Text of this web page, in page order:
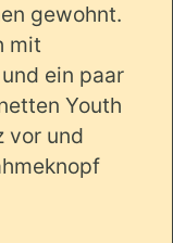
gewohnt.
mit
ein paar
Youth
vor und